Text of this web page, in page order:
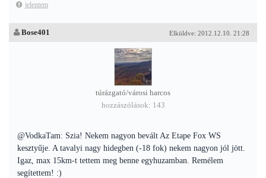
jelentem
Elküldve: 2012.12.10. 21:28
Bose401
túrázgató/városi harcos
hozzászólások: 143
@VodkaTam: Szia! Nekem nagyon bevált Az Etape Fox WS
kesztyűje. A tavalyi nagy hidegben (-18 fok) nekem nagyon jól jött.
Igaz, max 15km-t tettem meg benne egyhuzamban. Remélem
segítettem! :)